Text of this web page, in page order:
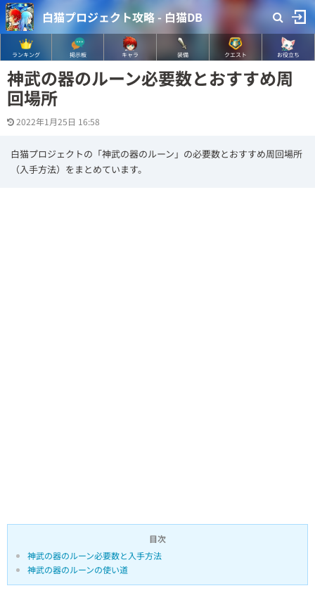
白猫プロジェクト攻略 - 白猫DB
ランキング 掲示板 キャラ 装備 クエスト お役立ち
神武の器のルーン必要数とおすすめ周
回場所
2022年1月25日 16:58
白猫プロジェクトの「神武の器のルーン」の必要数とおすすめ周回場所
（入手方法）をまとめています。
目次
神武の器のルーン必要数と入手方法
神武の器のルーンの使い道